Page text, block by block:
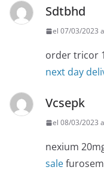
Sdtbhd
el 07/03/2023
order tricor
next day
Vcsepk
el 08/03/2023
nexium
sale